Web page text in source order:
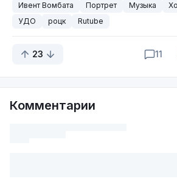
Ивент Вомбата Портрет Музыка
УДО
роцк Rutube
23 11
Комментарии